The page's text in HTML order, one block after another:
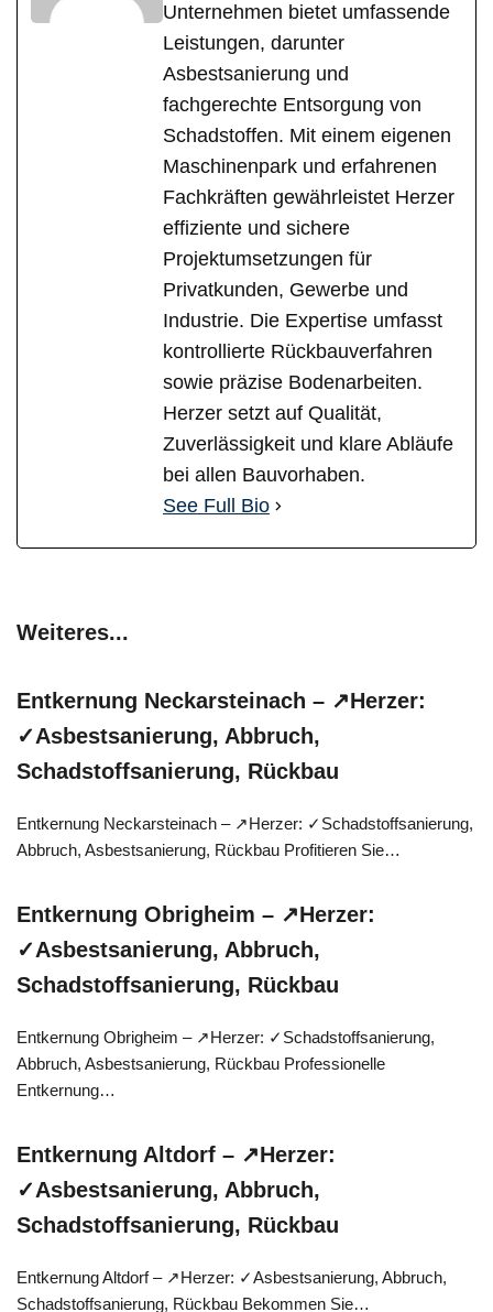
Unternehmen bietet umfassende
Leistungen, darunter
Asbestsanierung und
fachgerechte Entsorgung von
Schadstoffen. Mit einem eigenen
Maschinenpark und erfahrenen
Fachkräften gewährleistet Herzer
effiziente und sichere
Projektumsetzungen für
Privatkunden, Gewerbe und
Industrie. Die Expertise umfasst
kontrollierte Rückbauverfahren
sowie präzise Bodenarbeiten.
Herzer setzt auf Qualität,
Zuverlässigkeit und klare Abläufe
bei allen Bauvorhaben.
See Full Bio
Weiteres...
Entkernung Neckarsteinach – ↗️Herzer:
✓Asbestsanierung, Abbruch,
Schadstoffsanierung, Rückbau
Entkernung Neckarsteinach – ↗️Herzer: ✓Schadstoffsanierung,
Abbruch, Asbestsanierung, Rückbau Profitieren Sie…
Entkernung Obrigheim – ↗️Herzer:
✓Asbestsanierung, Abbruch,
Schadstoffsanierung, Rückbau
Entkernung Obrigheim – ↗️Herzer: ✓Schadstoffsanierung,
Abbruch, Asbestsanierung, Rückbau Professionelle
Entkernung…
Entkernung Altdorf – ↗️Herzer:
✓Asbestsanierung, Abbruch,
Schadstoffsanierung, Rückbau
Entkernung Altdorf – ↗️Herzer: ✓Asbestsanierung, Abbruch,
Schadstoffsanierung, Rückbau Bekommen Sie…